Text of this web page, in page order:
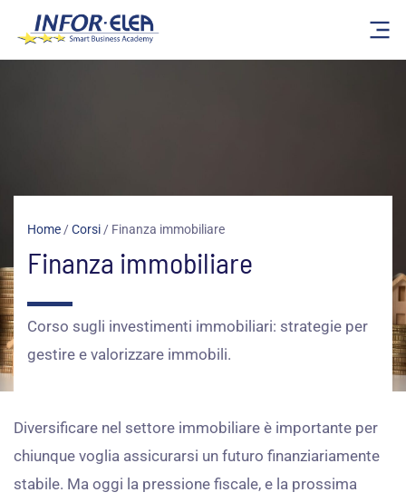
Home/Corsi/ Finanza immobiliare
Finanza immobiliare
Corso sugli investimenti immobiliari: strategie per
gestire e valorizzare immobili.
Diversificare nel settore immobiliare è importante per
chiunque voglia assicurarsi un futuro finanziariamente
stabile. Ma oggi la pressione fiscale, e la prossima